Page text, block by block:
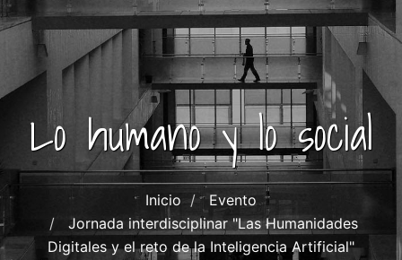
Lo humano y lo social
Inicio
Evento
Jornada interdisciplinar "Las Humanidades
Digitales y el reto de la Inteligencia Artificial"